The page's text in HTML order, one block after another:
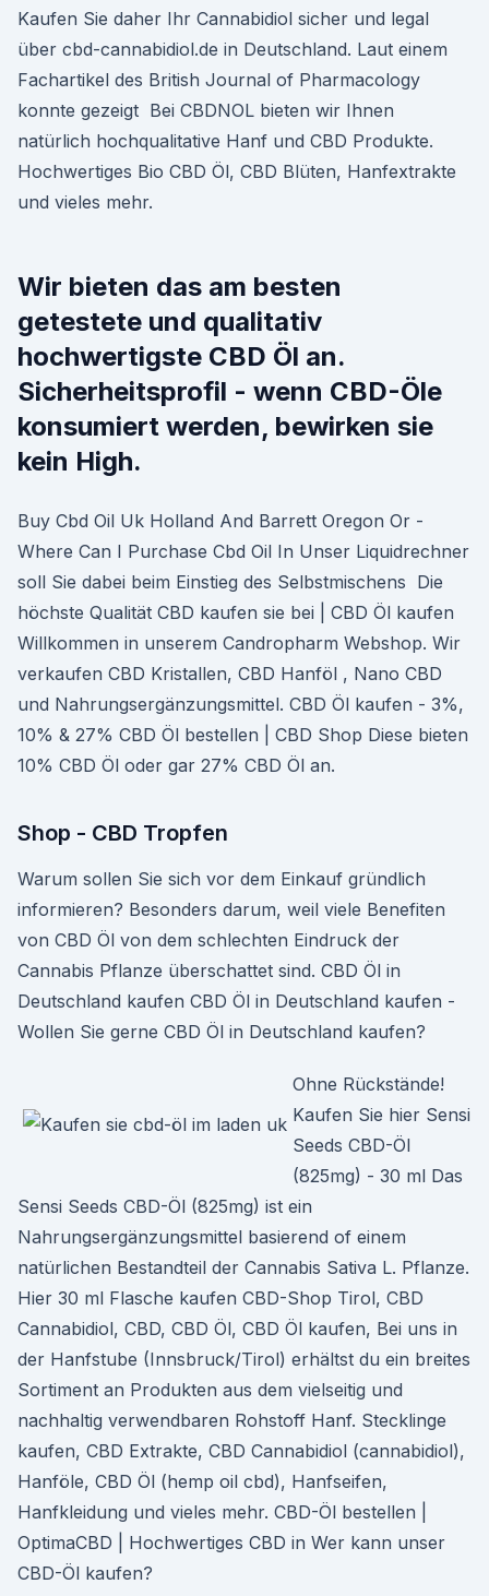
Kaufen Sie daher Ihr Cannabidiol sicher und legal
über cbd-cannabidiol.de in Deutschland. Laut einem
Fachartikel des British Journal of Pharmacology
konnte gezeigt Bei CBDNOL bieten wir Ihnen
natürlich hochqualitative Hanf und CBD Produkte.
Hochwertiges Bio CBD Öl, CBD Blüten, Hanfextrakte
und vieles mehr.
Wir bieten das am besten
getestete und qualitativ
hochwertigste CBD Öl an.
Sicherheitsprofil - wenn CBD-Öle
konsumiert werden, bewirken sie
kein High.
Buy Cbd Oil Uk Holland And Barrett Oregon Or -
Where Can I Purchase Cbd Oil In Unser Liquidrechner
soll Sie dabei beim Einstieg des Selbstmischens Die
höchste Qualität CBD kaufen sie bei | CBD Öl kaufen
Willkommen in unserem Candropharm Webshop. Wir
verkaufen CBD Kristallen, CBD Hanföl , Nano CBD
und Nahrungsergänzungsmittel. CBD Öl kaufen - 3%,
10% & 27% CBD Öl bestellen | CBD Shop Diese bieten
10% CBD Öl oder gar 27% CBD Öl an.
Shop - CBD Tropfen
Warum sollen Sie sich vor dem Einkauf gründlich
informieren? Besonders darum, weil viele Benefiten
von CBD Öl von dem schlechten Eindruck der
Cannabis Pflanze überschattet sind. CBD Öl in
Deutschland kaufen CBD Öl in Deutschland kaufen -
Wollen Sie gerne CBD Öl in Deutschland kaufen?
Ohne Rückstände!
Kaufen Sie hier Sensi
Seeds CBD-Öl
(825mg) - 30 ml Das
Sensi Seeds CBD-Öl (825mg) ist ein
Nahrungsergänzungsmittel basierend of einem
natürlichen Bestandteil der Cannabis Sativa L. Pflanze.
Hier 30 ml Flasche kaufen CBD-Shop Tirol, CBD
Cannabidiol, CBD, CBD Öl, CBD Öl kaufen, Bei uns in
der Hanfstube (Innsbruck/Tirol) erhältst du ein breites
Sortiment an Produkten aus dem vielseitig und
nachhaltig verwendbaren Rohstoff Hanf. Stecklinge
kaufen, CBD Extrakte, CBD Cannabidiol (cannabidiol),
Hanföle, CBD Öl (hemp oil cbd), Hanfseifen,
Hanfkleidung und vieles mehr. CBD-Öl bestellen |
OptimaCBD | Hochwertiges CBD in Wer kann unser
CBD-Öl kaufen?